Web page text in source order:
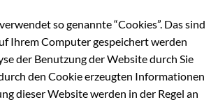
so genannte “Cookies”. Das sind
Ihrem Computer gespeichert werden
der Benutzung der Website durch Sie
den Cookie erzeugten Informationen
dieser Website werden in der Regel an